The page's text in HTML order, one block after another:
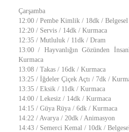
Çarşamba
12:00 / Pembe Kimlik / 18dk / Belgesel
12:20 / Servis / 14dk / Kurmaca
12:35 / Mutluluk / 11dk / Dram
13:00 / Hayvanlığın Gözünden
Kurmaca
13:08 / Takas / 16dk / Kurmaca
13:25 / İğdeler Çiçek Açtı / 7dk /
13:35 / Eksik / 11dk / Kurmaca
14:00 / Lekesiz / 14dk / Kurmaca
14:15 / Güya Rüya / 6dk / Kurmaca
14:22 / Avarya / 20dk / Animasyon
14:43 / Semerci Kemal / 10dk /